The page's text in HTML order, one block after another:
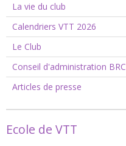
La vie du club
Calendriers VTT 2026
Le Club
Conseil d'administration BRC
Articles de presse
Ecole de VTT